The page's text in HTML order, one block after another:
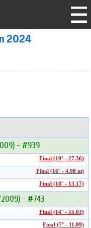
2024
- #939
Final (19° - 27.36)
Final (16° - 4.98 m)
Final (18° - 13.17)
2009) - #743
Final (14° - 55.03)
Final (7° - 11.89)